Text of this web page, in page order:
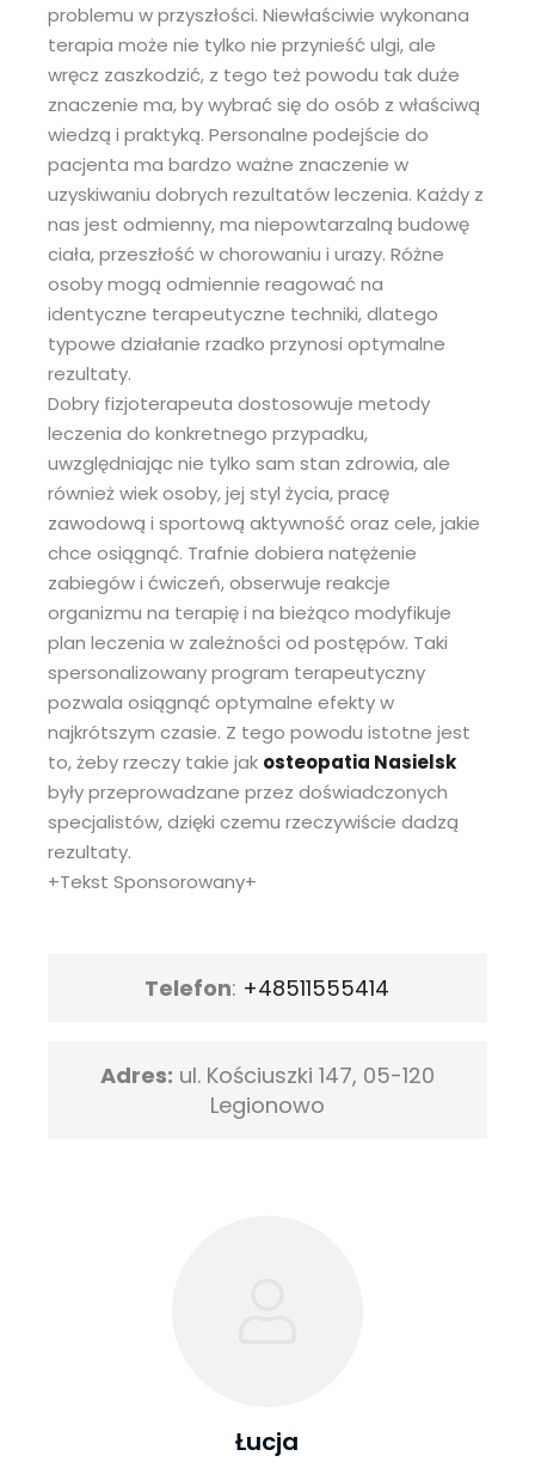
problemu w przyszłości. Niewłaściwie wykonana
terapia może nie tylko nie przynieść ulgi, ale
wręcz zaszkodzić, z tego też powodu tak duże
znaczenie ma, by wybrać się do osób z właściwą
wiedzą i praktyką. Personalne podejście do
pacjenta ma bardzo ważne znaczenie w
uzyskiwaniu dobrych rezultatów leczenia. Każdy z
nas jest odmienny, ma niepowtarzalną budowę
ciała, przeszłość w chorowaniu i urazy. Różne
osoby mogą odmiennie reagować na
identyczne terapeutyczne techniki, dlatego
typowe działanie rzadko przynosi optymalne
rezultaty.
Dobry fizjoterapeuta dostosowuje metody
leczenia do konkretnego przypadku,
uwzględniając nie tylko sam stan zdrowia, ale
również wiek osoby, jej styl życia, pracę
zawodową i sportową aktywność oraz cele, jakie
chce osiągnąć. Trafnie dobiera natężenie
zabiegów i ćwiczeń, obserwuje reakcje
organizmu na terapię i na bieżąco modyfikuje
plan leczenia w zależności od postępów. Taki
spersonalizowany program terapeutyczny
pozwala osiągnąć optymalne efekty w
najkrótszym czasie. Z tego powodu istotne jest
to, żeby rzeczy takie jak osteopatia Nasielsk
były przeprowadzane przez doświadczonych
specjalistów, dzięki czemu rzeczywiście dadzą
rezultaty.
+Tekst Sponsorowany+
Telefon: +48511555414
Adres: ul. Kościuszki 147, 05-120
Legionowo
Łucja